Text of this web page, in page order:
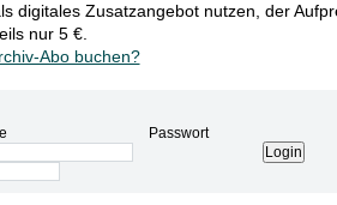
digitales Zusatzangebot nutzen, der
nur 5 €.
Abo buchen?
Passwort